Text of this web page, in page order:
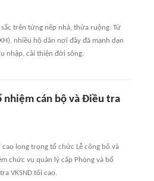
trên từng nếp nhà, thửa ruộng. Từ
nhiều hộ dân nơi đây đã mạnh dạn
nhập, cải thiện đời sống.
nhiệm cán bộ và Điều tra
cao long trọng tổ chức Lễ công bố và
chức vụ quản lý cấp Phòng và bổ
VKSND tối cao.